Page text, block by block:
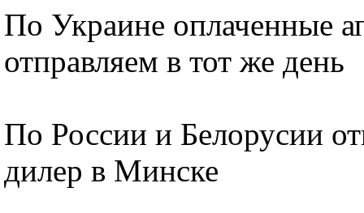
По Украине оплаченные
отправляем в тот же день
По России и Белорусии
дилер в Минске